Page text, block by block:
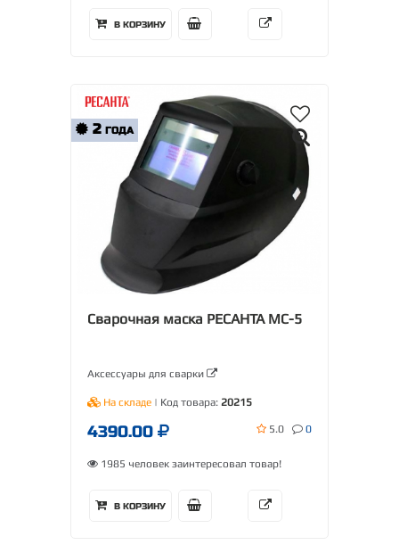
В КОРЗИНУ
2 ГОДА
Сварочная маска РЕСАНТА МС-5
Аксессуары для сварки
На складе | Код товара: 20215
4390.00 5.0 0
1985 человек заинтересовал товар!
В КОРЗИНУ